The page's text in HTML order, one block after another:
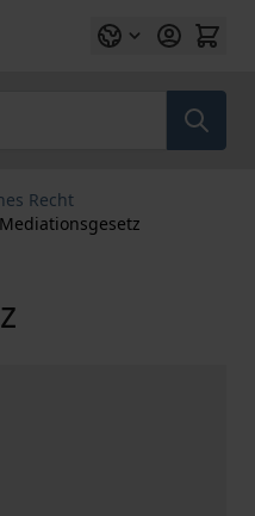
Recht
Mediationsgesetz